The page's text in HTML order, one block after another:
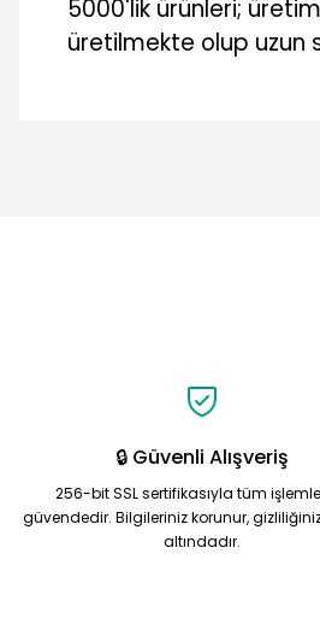
5000'lik ürünleri;
üretilmekte olup uzun
Bu ürüne benzer farklı
🔒 Güvenli Alışveriş
256-bit SSL sertifikasıyla tüm
güvendedir. Bilgileriniz korunur,
altındadır.